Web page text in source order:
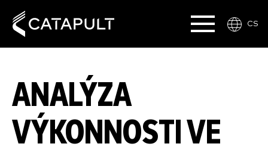
CS
ANALÝZA
VÝKONNOSTI VE